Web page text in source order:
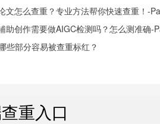
文怎么查重？专业方法帮你快速查重！-
助创作需要做AIGC检测吗？怎么测准确-
些部分容易被查重标红？
重入口